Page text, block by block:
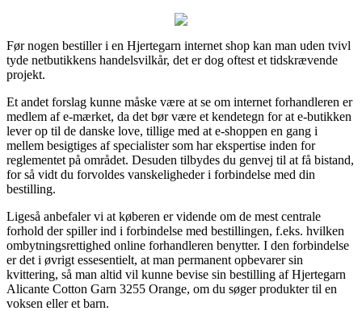
Før nogen bestiller i en Hjertegarn internet shop kan man uden tvivl
tyde netbutikkens handelsvilkår, det er dog oftest et tidskrævende
projekt.
Et andet forslag kunne måske være at se om internet forhandleren er
medlem af e-mærket, da det bør være et kendetegn for at e-butikken
lever op til de danske love, tillige med at e-shoppen en gang i
mellem besigtiges af specialister som har ekspertise inden for
reglementet på området. Desuden tilbydes du genvej til at få bistand,
for så vidt du forvoldes vanskeligheder i forbindelse med din
bestilling.
Ligeså anbefaler vi at køberen er vidende om de mest centrale
forhold der spiller ind i forbindelse med bestillingen, f.eks. hvilken
ombytningsrettighed online forhandleren benytter. I den forbindelse
er det i øvrigt essesentielt, at man permanent opbevarer sin
kvittering, så man altid vil kunne bevise sin bestilling af Hjertegarn
Alicante Cotton Garn 3255 Orange, om du søger produkter til en
voksen eller et barn.